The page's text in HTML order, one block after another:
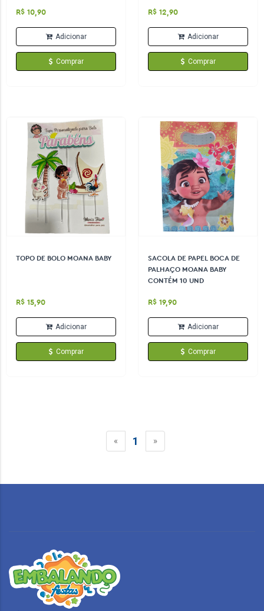
R$ 10,90
Adicionar
Comprar
R$ 12,90
Adicionar
Comprar
TOPO DE BOLO MOANA BABY
R$ 15,90
Adicionar
Comprar
SACOLA DE PAPEL BOCA DE
PALHAÇO MOANA BABY
CONTÉM 10 UND
R$ 19,90
Adicionar
Comprar
« 1 »